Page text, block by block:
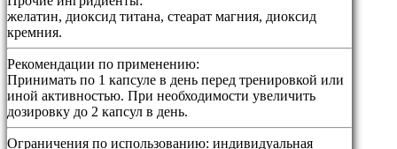
желатин, диоксид титана, стеарат магния, диоксид
кремния.
Рекомендации по применению:
Принимать по 1 капсуле в день перед тренировкой или
иной активностью. При необходимости увеличить
дозировку до 2 капсул в день.
Ограничения по использованию: индивидуальная